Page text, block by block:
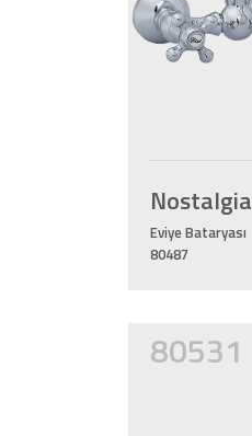
Nostalgia
Eviye Bataryası
80487
80531